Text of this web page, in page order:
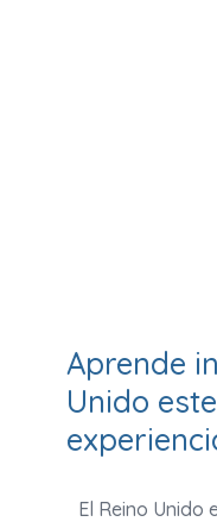
Aprende
Unido
El Reino Unido